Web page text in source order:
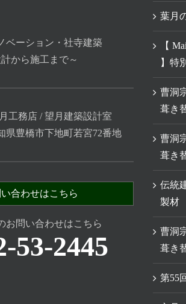
ベーション・社寺建築
計から施工まで～
工務店 / 望月建築設計室
県豊橋市下地町若宮72番地
合わせはこちら
お問い合わせはこちら
53-2445
葉月
【
】特
曹洞
葺き
曹洞
葺き
伝統
製材
曹洞
葺き
第55